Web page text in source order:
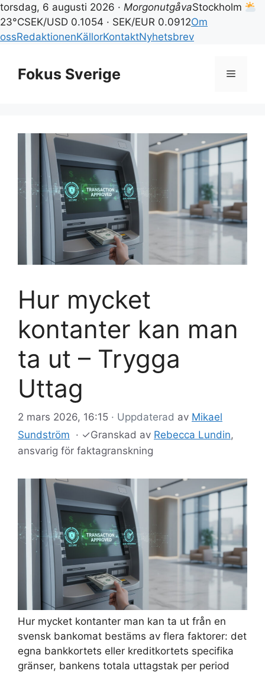
torsdag, 6 augusti 2026 · MorgonutgåvaStockholm
23°CSEK/USD 0.1054 · SEK/EUR 0.0912Om
ossRedaktionenKällorKontaktNyhetsbrev
innehållFokus Sverige Meny
Hur mycket
kontanter kan man
ta ut – Trygga
Uttag
2 mars 2026, 16:15 · Uppdaterad av Mikael
Sundström · ✓Granskad av Rebecca Lundin,
ansvarig för faktagranskning
Hur mycket kontanter man kan ta ut från en
svensk bankomat bestäms av flera faktorer: det
egna bankkortets eller kreditkortets specifika
gränser, bankens totala uttagstak per period